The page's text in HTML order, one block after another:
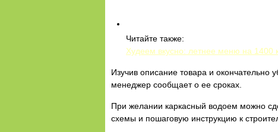
Читайте также:
Худеем вкусно: летнее меню на 1400
Изучив описание товара и окончательно
менеджер сообщает о ее сроках.
При желании каркасный водоем можно
схемы и пошаговую инструкцию к